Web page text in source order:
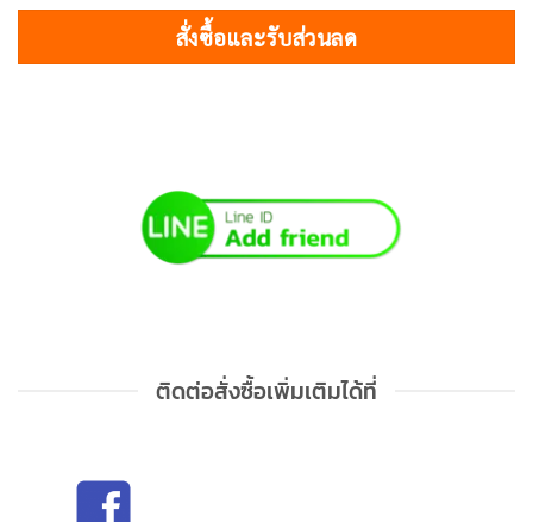
สั่งซื้อและรับส่วนลด
ติดต่อสั่งซื้อเพิ่มเติมได้ที่